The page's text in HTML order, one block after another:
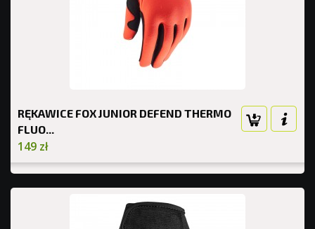
RĘKAWICE FOX JUNIOR DEFEND THERMO
FLUO...
149 zł